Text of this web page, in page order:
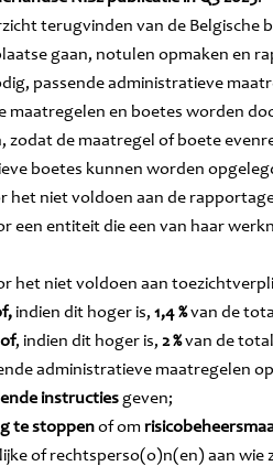
terugvinden van de Belgische
gaan, notulen opmaken en
passende administratieve
maatregelen en boetes worden
zodat de maatregel of boete
boetes kunnen worden
het niet voldoen aan de
een entiteit die een van haar
het niet voldoen aan
indien dit hoger is,1,4 %van de
, indien dit hoger is,2 %van de
administratieve maatregelen
instructies geven;
te stoppenof om
of rechtsperso(o)n(en) aan wie